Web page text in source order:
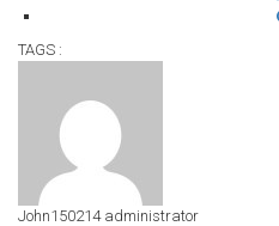
TAGS :
John150214administrator